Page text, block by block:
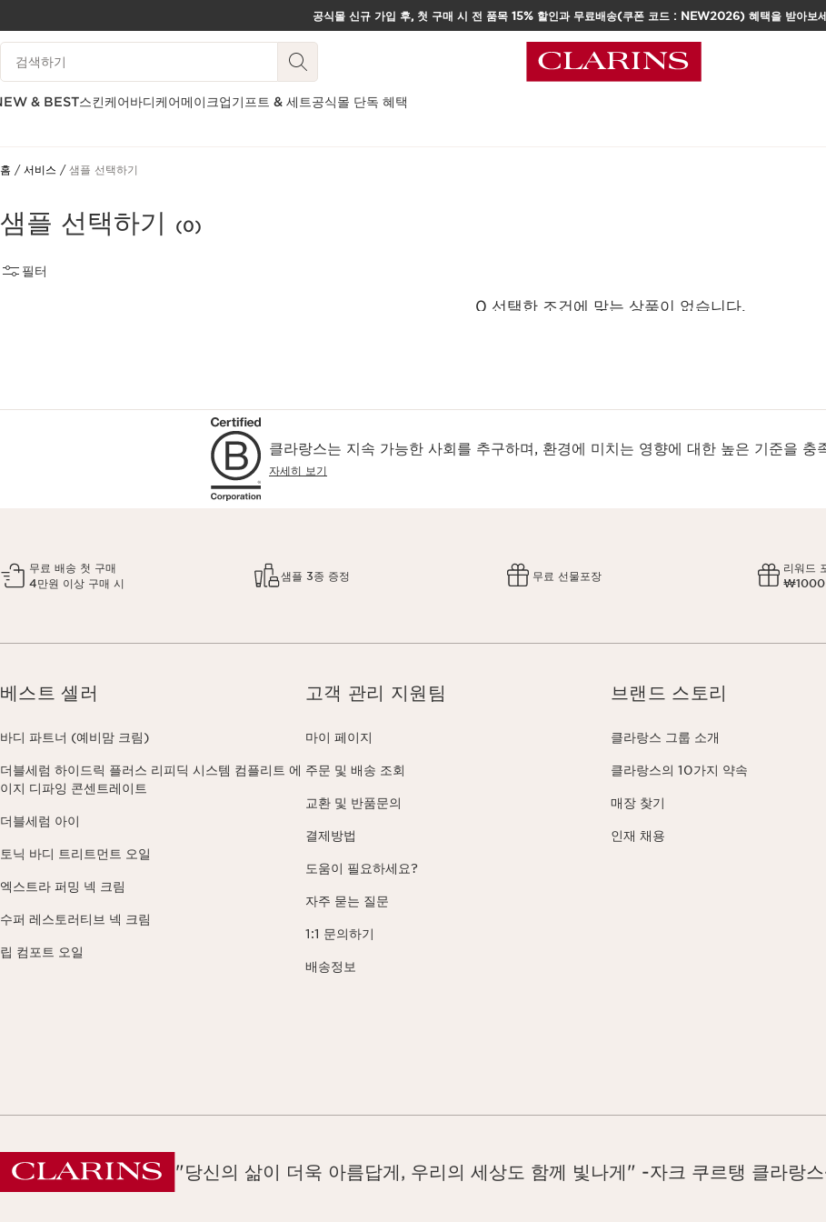
컨텐츠로 이동하기
하단으로 이동
공식몰 신규 가입 후, 첫 구매 시 전 품목 15% 할인과 무료배송(쿠폰 코드 : NEW2026) 혜택을 받아보
범례 검색하기
& BEST스킨케어바디케어메이크업기프트 & 세트공식몰 단독 혜택
홈 서비스 샘플 선택하기
샘플 선택하기 (0)
필터
0 선택한 조건에 맞는 상품이 없습니다.
클라랑스는 지속 가능한 사회를 추구하며, 환경에 미치는 영향에 대한 높은 기준을 충
자세히 보기
무료 배송 첫 구매
4만원 이상 구매 시
샘플 3종 증정 무료 선물포장
리워드
₩1000
베스트 셀러
바디 파트너 (예비맘 크림)
더블세럼 하이드릭 플러스 리피딕 시스템 컴플리트 에
이지 디파잉 콘센트레이트
더블세럼 아이
토닉 바디 트리트먼트 오일
엑스트라 퍼밍 넥 크림
수퍼 레스토러티브 넥 크림
립 컴포트 오일
고객 관리 지원팀
마이 페이지
주문 및 배송 조회
교환 및 반품문의
결제방법
도움이 필요하세요?
자주 묻는 질문
1:1 문의하기
배송정보
브랜드 스토리
클라랑스 그룹 소개
클라랑스의 10가지 약속
매장 찾기
인재 채용
"당신의 삶이 더욱 아름답게, 우리의 세상도 함께 빛나게" -자크 쿠르탱 클라랑